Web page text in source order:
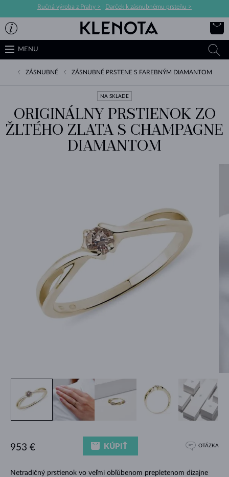
Ručná výroba z Prahy > Darček k zásnubnému prsteňu >
MENU
ZÁSNUBNÉ ZÁSNUBNÉ PRSTENE S FAREBNÝM DIAMANTOM
NA SKLADE
ORIGINÁLNY PRSTIENOK ZO
ŽLTÉHO ZLATA S CHAMPAGNE
DIAMANTOM
Netradičný prstienok vo veľmi obľúbenom prepletenom dizajne
953 € KÚPIŤ OTÁZKA